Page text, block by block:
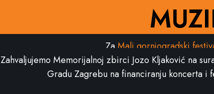
Za Mali gornjogradski
Zahvaljujemo Memorijalnoj zbirci Jozo Kljaković na
Gradu Zagrebu na financiranju koncerta i